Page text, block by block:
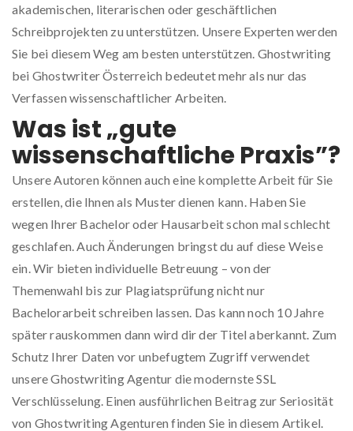
akademischen, literarischen oder geschäftlichen
Schreibprojekten zu unterstützen. Unsere Experten werden
Sie bei diesem Weg am besten unterstützen. Ghostwriting
bei Ghostwriter Österreich bedeutet mehr als nur das
Verfassen wissenschaftlicher Arbeiten.
Was ist „gute
wissenschaftliche Praxis”?
Unsere Autoren können auch eine komplette Arbeit für Sie
erstellen, die Ihnen als Muster dienen kann. Haben Sie
wegen Ihrer Bachelor oder Hausarbeit schon mal schlecht
geschlafen. Auch Änderungen bringst du auf diese Weise
ein. Wir bieten individuelle Betreuung – von der
Themenwahl bis zur Plagiatsprüfung nicht nur
Bachelorarbeit schreiben lassen. Das kann noch 10 Jahre
später rauskommen dann wird dir der Titel aberkannt. Zum
Schutz Ihrer Daten vor unbefugtem Zugriff verwendet
unsere Ghostwriting Agentur die modernste SSL
Verschlüsselung. Einen ausführlichen Beitrag zur Seriosität
von Ghostwriting Agenturen finden Sie in diesem Artikel.